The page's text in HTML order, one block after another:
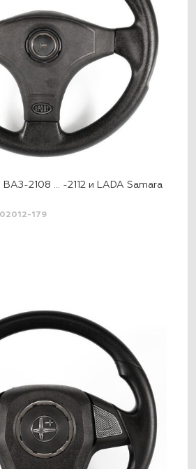
ВАЗ-2108 … -2112 и LADA Samara
179